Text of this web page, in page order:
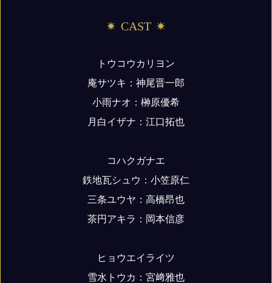
CAST
トウコウカリヨン
庵サツキ：神尾晋一郎
小雨ナオ：榊原優希
月白イザナ：江口拓也
コハクガナエ
鉄地瓦シュウ：小笠原仁
三条ユウヤ：高橋昂也
茶円アキラ：岡本信彦
ヒョウエイライツ
雪水トウカ：宮﨑雅也